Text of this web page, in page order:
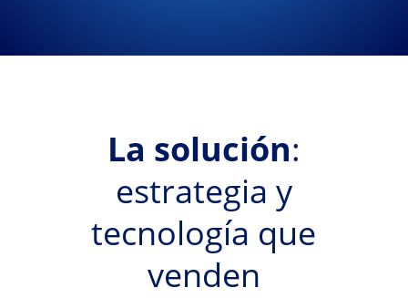
La solución:
estrategia y
tecnología que
venden